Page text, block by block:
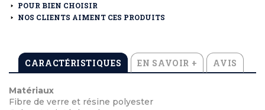
POUR BIEN CHOISIR
NOS CLIENTS AIMENT CES PRODUITS
CARACTÉRISTIQUES EN SAVOIR + AVIS
Matériaux
Fibre de verre et résine polyester